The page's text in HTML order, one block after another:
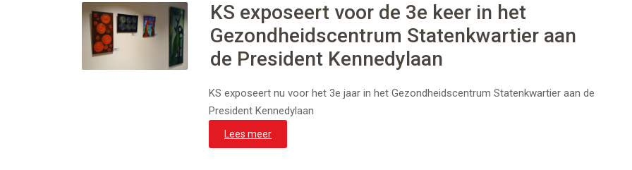
KS exposeert voor de 3e keer in het
Gezondheidscentrum Statenkwartier aan
de President Kennedylaan
KS exposeert nu voor het 3e jaar in het Gezondheidscentrum Statenkwartier aan de
President Kennedylaan
Lees meer